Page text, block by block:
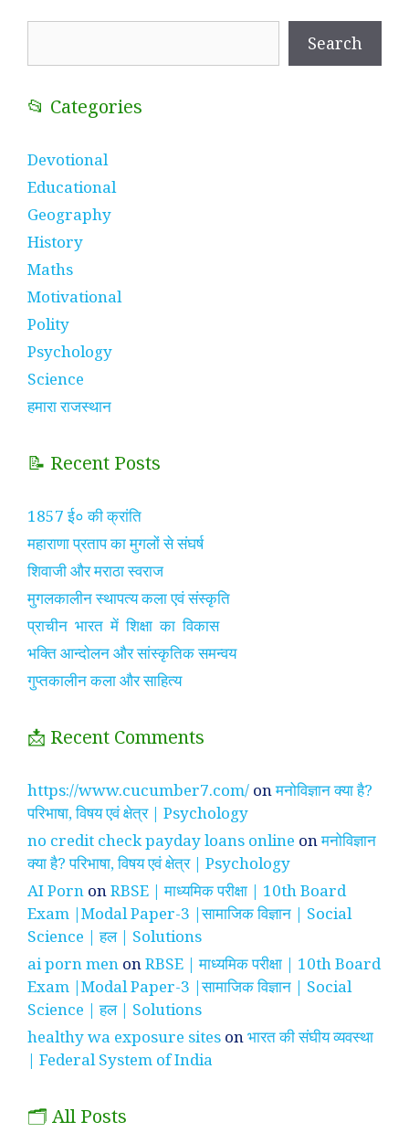
Search
📂 Categories
Devotional
Educational
Geography
History
Maths
Motivational
Polity
Psychology
Science
हमारा राजस्थान
📝 Recent Posts
1857 ई० की क्रांति
महाराणा प्रताप का मुगलों से संघर्ष
शिवाजी और मराठा स्वराज
मुगलकालीन स्थापत्य कला एवं संस्कृति
प्राचीन भारत में शिक्षा का विकास
भक्ति आन्दोलन और सांस्कृतिक समन्वय
गुप्तकालीन कला और साहित्य
📩 Recent Comments
https://www.cucumber7.com/ onमनोविज्ञान क्या है?
परिभाषा, विषय एवं क्षेत्र | Psychology
no credit check payday loans online onमनोविज्ञान
क्या है? परिभाषा, विषय एवं क्षेत्र | Psychology
AI Porn onRBSE | माध्यमिक परीक्षा | 10th Board
Exam |Modal Paper-3 |सामाजिक विज्ञान | Social
Science | हल | Solutions
ai porn men onRBSE | माध्यमिक परीक्षा | 10th Board
Exam |Modal Paper-3 |सामाजिक विज्ञान | Social
Science | हल | Solutions
healthy wa exposure sites onभारत की संघीय व्यवस्था
| Federal System of India
🗂️ All Posts